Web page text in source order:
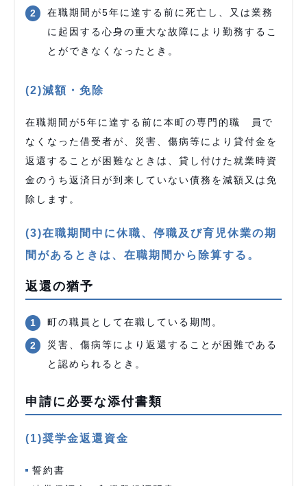
在職期間が5年に達する前に死亡し、又は業務
に起因する心身の重大な故障により勤務するこ
とができなくなったとき。
(2)減額・免除
在職期間が5年に達する前に本町の専門的職 員で
なくなった借受者が、災害、傷病等により貸付金を
返還することが困難なときは、貸し付けた就業時資
金のうち返済日が到来していない債務を減額又は免
除します。
(3)在職期間中に休職、停職及び育児休業の期
間があるときは、在職期間から除算する。
返還の猶予
町の職員として在職している期間。
災害、傷病等により返還することが困難である
と認められるとき。
申請に必要な添付書類
(1)奨学金返還資金
誓約書